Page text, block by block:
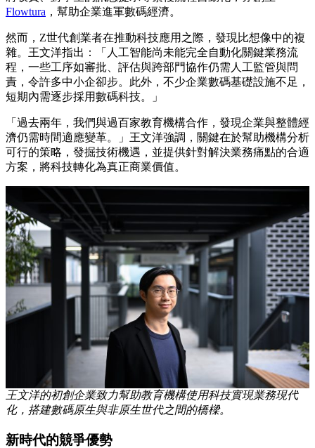
Flowtura ，幫助企業進軍數碼經濟。
然而，Z世代創業者在推動科技應用之際，發現比想像中的複
雜。王文洋指出：「人工智能尚未能完全自動化關鍵業務流
程，一些工序如審批、評估與跨部門協作仍需人工監管與問
責，令許多中小企卻步。此外，不少企業數碼基礎設施不足，
短期內需逐步採用數碼科技。」
「過去兩年，我們與過百家教育機構合作，發現企業與整體經
濟仍需時間適應變革。」王文洋強調，關鍵在於幫助機構分析
可行的策略，發掘技術機遇，並提供針對解決業務痛點的合適
方案，將科技轉化為真正商業價值。
王文洋的初創企業致力幫助教育機構使用科技實現業務現代
化，搭建數碼原生與非原生世代之間的橋樑。
新時代的競爭優勢